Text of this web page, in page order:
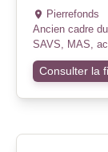
Pierrefonds
Ancien cadre
SAVS, MAS,
Consulter la